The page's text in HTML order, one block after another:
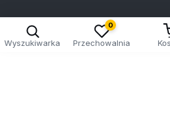
Wyszukiwarka
0
Przechowalnia